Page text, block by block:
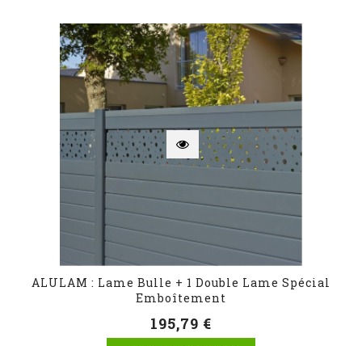
ALULAM : Lame Bulle + 1 Double Lame Spécial
Emboîtement
195,79 €